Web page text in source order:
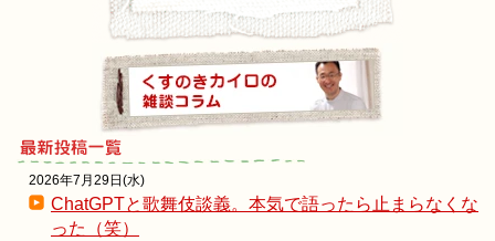
2026年7月29日(水)
ChatGPTと歌舞伎談義。本気で語ったら止まらなくな
った（笑）